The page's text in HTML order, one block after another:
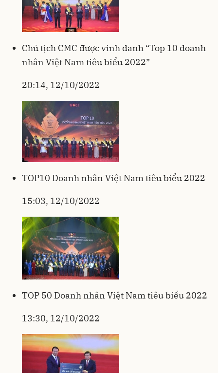
Chủ tịch CMC được vinh danh “Top 10 doanh
nhân Việt Nam tiêu biểu 2022”
20:14, 12/10/2022
TOP10 Doanh nhân Việt Nam tiêu biểu 2022
15:03, 12/10/2022
TOP 50 Doanh nhân Việt Nam tiêu biểu 2022
13:30, 12/10/2022